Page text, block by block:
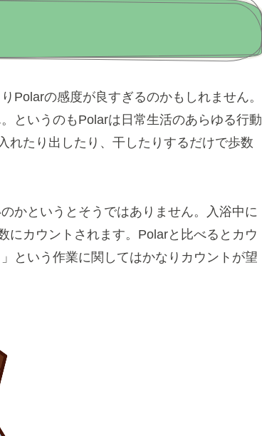
の感度が良すぎるのかもしれません。
というのもPolarは日常生活のあらゆる行動
れたり出したり、干したりするだけで歩数
かというとそうではありません。入浴中に
にカウントされます。Polarと比べるとカウ
という作業に関してはかなりカウントが望